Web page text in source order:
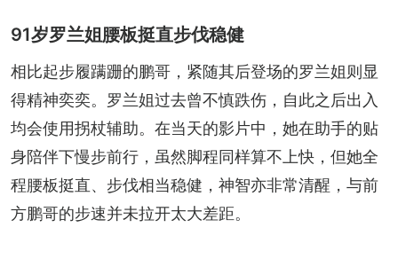
91岁罗兰姐腰板挺直步伐稳健
相比起步履蹒跚的鹏哥，紧随其后登场的罗兰姐则显
得精神奕奕。罗兰姐过去曾不慎跌伤，自此之后出入
均会使用拐杖辅助。在当天的影片中，她在助手的贴
身陪伴下慢步前行，虽然脚程同样算不上快，但她全
程腰板挺直、步伐相当稳健，神智亦非常清醒，与前
方鹏哥的步速并未拉开太大差距。